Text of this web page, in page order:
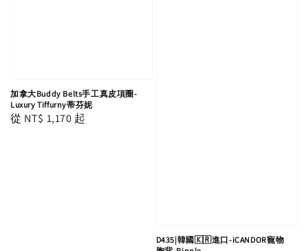
加拿大Buddy Belts手工真皮項圈-
Luxury Tiffurny蒂芬妮
Regular
從 NT$ 1,170 起
D435|韓國🇰🇷進口-iCANDOR寵物